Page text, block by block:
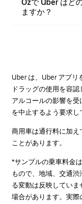
Ozで Uber はど
ますか？
Uber は、Uber アプリ
ドラッグの使用を容
アルコールの影響を
を中止するよう要求し
商用車は通行料に加
ことがあります。
*サンプルの乗車料金
もので、地域、交通
る変動は反映してい
場合があります。実